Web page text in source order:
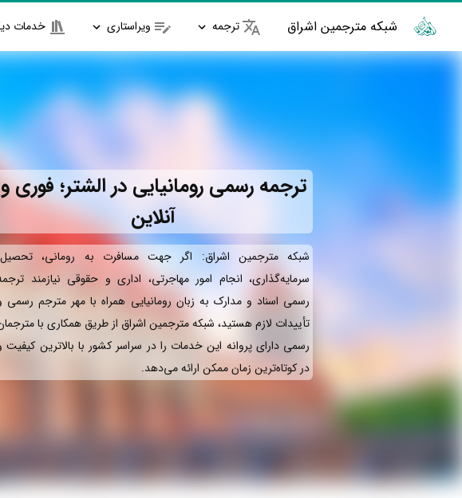
شبکه مترجمین اشراق ترجمه ویراستاری خدمات
ترجمه رسمی رومانیایی در الشتر؛ فوری و
آنلاین
شبکه مترجمین اشراق: اگر جهت مسافرت به رومانی،
سرمایه‌گذاری، انجام امور مهاجرتی، اداری و حقوقی نیازمند
رسمی اسناد و مدارک به زبان رومانیایی همراه با مهر مترجم رسمی
تأییدات لازم هستید، شبکه مترجمین اشراق از طریق همکاری با
رسمی دارای پروانه این خدمات را در سراسر کشور با بالاترین کیفیت
در کوتاه‌ترین زمان ممکن ارائه می‌دهد.